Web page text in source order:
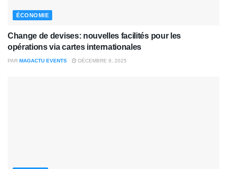
ÉCONOMIE
Change de devises: nouvelles facilités pour les
opérations via cartes internationales
PAR MAGACTU EVENTS DÉCEMBRE 9, 2025